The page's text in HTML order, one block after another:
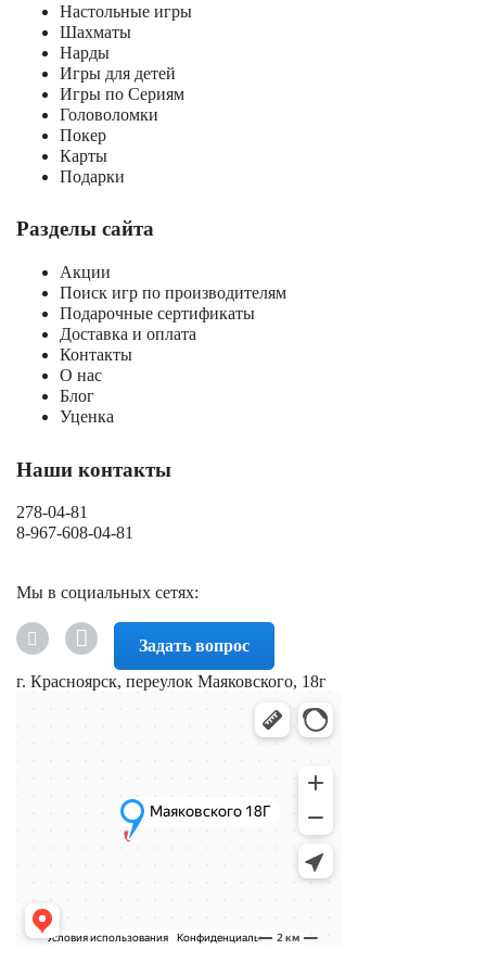
Настольные игры
Шахматы
Нарды
Игры для детей
Игры по Сериям
Головоломки
Покер
Карты
Подарки
Разделы сайта
Акции
Поиск игр по производителям
Подарочные сертификаты
Доставка и оплата
Контакты
О нас
Блог
Уценка
Наши контакты
278-04-81
8-967-608-04-81
Мы в социальных сетях:
Задать вопрос
г. Красноярск, переулок Маяковского, 18г